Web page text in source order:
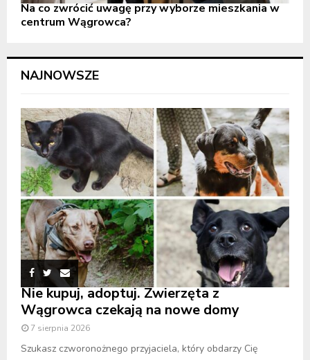
Na co zwrócić uwagę przy wyborze mieszkania w
centrum Wągrowca?
NAJNOWSZE
Nie kupuj, adoptuj. Zwierzęta z
Wągrowca czekają na nowe domy
7 sierpnia 2026
Szukasz czworonożnego przyjaciela, który obdarzy Cię